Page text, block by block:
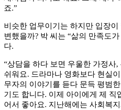
죠.”
비슷한 업무이기는 하지만 입장이
변했을까? 박 씨는 “삶의 만족도
다.
“상담을 하다 보면 우울한 가정사,
쉬워요. 드라마나 영화보다 현실
무자의 이야기를 듣다 문득 평범
기도 합니다. 이제 아이에게 제 직
어서 좋아요. 지난해에는 사회복